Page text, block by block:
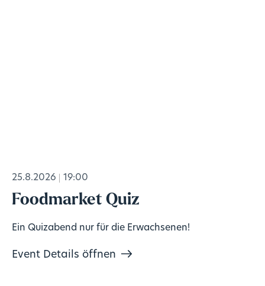
25.8.2026 19:00
Foodmarket Quiz
Ein Quizabend nur für die Erwachsenen!
Event Details öffnen